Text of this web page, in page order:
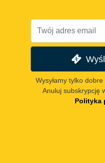
Wysyłamy tylko
Anuluj subskrypcję
Polityka